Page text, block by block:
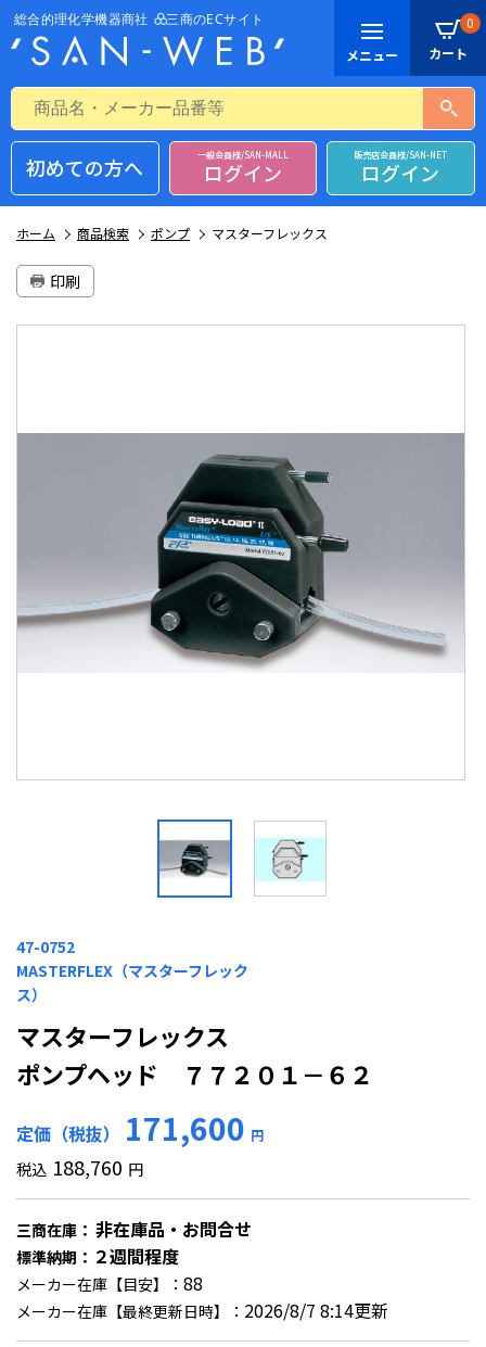
0
初めての方へ 一般会員様/SAN-MALL
ログイン
販売店会員様/SAN-NET
ログイン
ホーム 商品検索 ポンプ マスターフレックス
印刷
47-0752
MASTERFLEX（マスターフレック
ス）
マスターフレックス
ポンプヘッド ７７２０１－６２
定価（税抜） 171,600 円
税込 188,760 円
三商在庫： 非在庫品・お問合せ
標準納期： ２週間程度
メーカー在庫【目安】： 88
メーカー在庫【最終更新日時】： 2026/8/7 8:14更新